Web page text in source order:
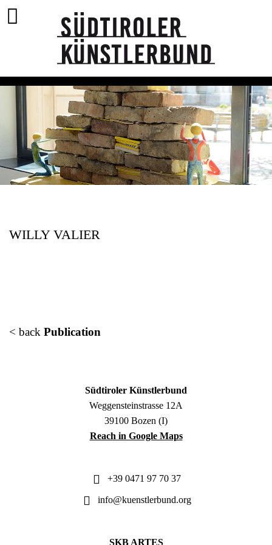
WILLY VALIER
< back Publication
Südtiroler Künstlerbund
Weggensteinstrasse 12A
39100 Bozen (I)
Reach in Google Maps
+39 0471 97 70 37
info@kuenstlerbund.org
SKB ARTES